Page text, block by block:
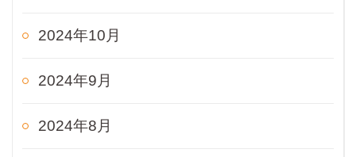
2024年10月
2024年9月
2024年8月